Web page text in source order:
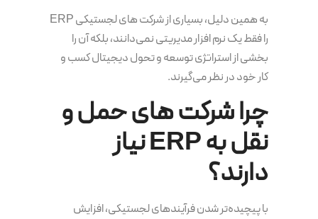
به همین دلیل، بسیاری از شرکت های لجستیکی ERP
را فقط یک نرم افزار مدیریتی نمی‌دانند، بلکه آن را
بخشی از استراتژی توسعه و تحول دیجیتال کسب و
کار خود در نظر می‌گیرند.
چرا شرکت های حمل و
نقل به ERP نیاز
دارند؟
با پیچیده‌تر شدن فرآیندهای لجستیکی، افزایش